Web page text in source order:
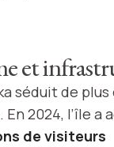
et
séduit de plus
En 2024, l’île a
de visiteurs